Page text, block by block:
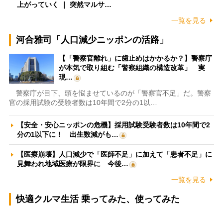
上がっていく ｜ 突然マルサ…
一覧を見る
河合雅司「人口減少ニッポンの活路」
【「警察官離れ」に歯止めはかかるか？】警察庁
が本気で取り組む「警察組織の構造改革」 実
現…
警察庁が目下、頭を悩ませているのが「警察官不足」だ。警察
官の採用試験の受験者数は10年間で2分の1以…
【安全・安心ニッポンの危機】採用試験受験者数は10年間で2
分の1以下に！ 出生数減がも…
【医療崩壊】人口減少で「医師不足」に加えて「患者不足」に
見舞われ地域医療が限界に 今後…
一覧を見る
快適クルマ生活 乗ってみた、使ってみた